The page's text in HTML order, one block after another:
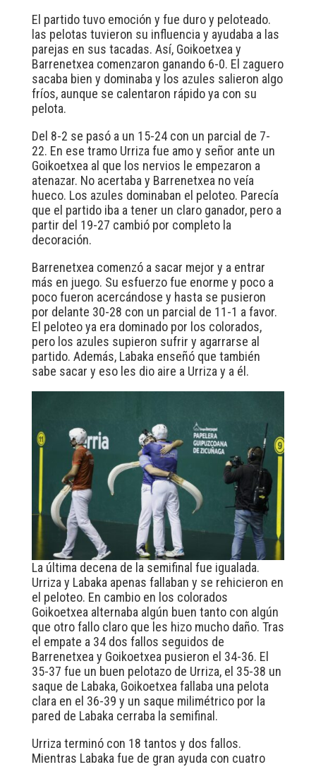
El partido tuvo emoción y fue duro y peloteado.
las pelotas tuvieron su influencia y ayudaba a las
parejas en sus tacadas. Así, Goikoetxea y
Barrenetxea comenzaron ganando 6-0. El zaguero
sacaba bien y dominaba y los azules salieron algo
fríos, aunque se calentaron rápido ya con su
pelota.
Del 8-2 se pasó a un 15-24 con un parcial de 7-
22. En ese tramo Urriza fue amo y señor ante un
Goikoetxea al que los nervios le empezaron a
atenazar. No acertaba y Barrenetxea no veía
hueco. Los azules dominaban el peloteo. Parecía
que el partido iba a tener un claro ganador, pero a
partir del 19-27 cambió por completo la
decoración.
Barrenetxea comenzó a sacar mejor y a entrar
más en juego. Su esfuerzo fue enorme y poco a
poco fueron acercándose y hasta se pusieron
por delante 30-28 con un parcial de 11-1 a favor.
El peloteo ya era dominado por los colorados,
pero los azules supieron sufrir y agarrarse al
partido. Además, Labaka enseñó que también
sabe sacar y eso les dio aire a Urriza y a él.
La última decena de la semifinal fue igualada.
Urriza y Labaka apenas fallaban y se rehicieron en
el peloteo. En cambio en los colorados
Goikoetxea alternaba algún buen tanto con algún
que otro fallo claro que les hizo mucho daño. Tras
el empate a 34 dos fallos seguidos de
Barrenetxea y Goikoetxea pusieron el 34-36. El
35-37 fue un buen pelotazo de Urriza, el 35-38 un
saque de Labaka, Goikoetxea fallaba una pelota
clara en el 36-39 y un saque milimétrico por la
pared de Labaka cerraba la semifinal.
Urriza terminó con 18 tantos y dos fallos.
Mientras Labaka fue de gran ayuda con cuatro